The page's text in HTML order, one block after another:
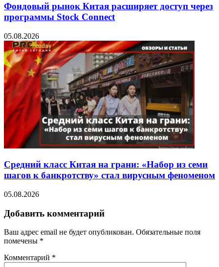
Фондовый рынок Китая расширяет доступ через
программы Stock Connect
05.08.2026
Средний класс Китая на грани: «Набор из семи
шагов к банкротству» стал вирусным феноменом
05.08.2026
Добавить комментарий
Ваш адрес email не будет опубликован. Обязательные поля
помечены *
Комментарий *